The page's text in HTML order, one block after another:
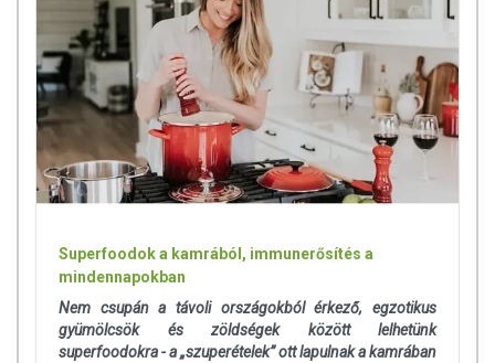
Superfoodok a kamrából, immunerősítés a
mindennapokban
Nem csupán a távoli országokból érkező, egzotikus
gyümölcsök és zöldségek között lelhetünk
superfoodokra - a „szuperételek” ott lapulnak a kamrában